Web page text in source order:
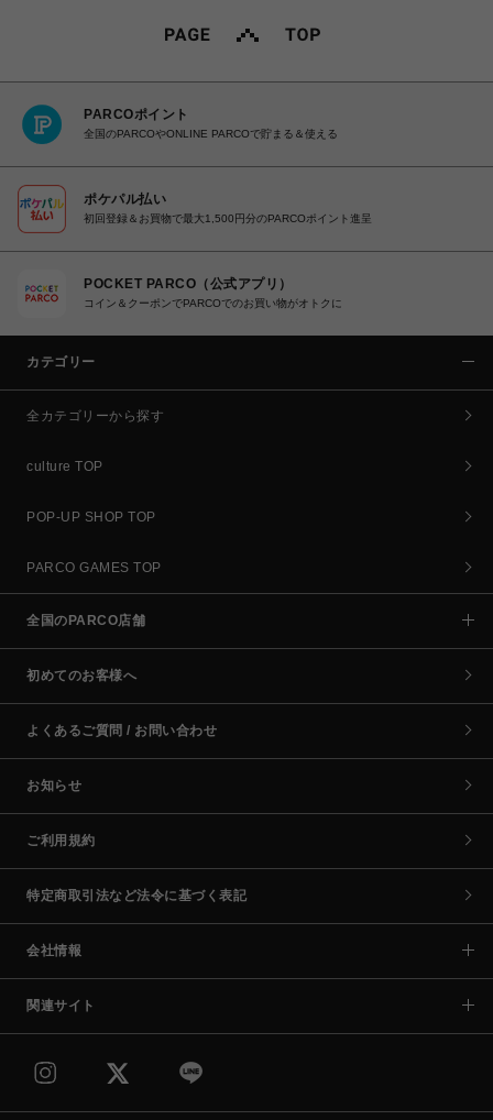
PARCOポイント
全国のPARCOやONLINE PARCOで貯まる＆使える
ポケパル払い
初回登録＆お買物で最大1,500円分のPARCOポイント進呈
POCKET PARCO（公式アプリ）
コイン＆クーポンでPARCOでのお買い物がオトクに
カテゴリー
全カテゴリーから探す
culture TOP
POP-UP SHOP TOP
PARCO GAMES TOP
全国のPARCO店舗
初めてのお客様へ
よくあるご質問 / お問い合わせ
お知らせ
ご利用規約
特定商取引法など法令に基づく表記
会社情報
関連サイト